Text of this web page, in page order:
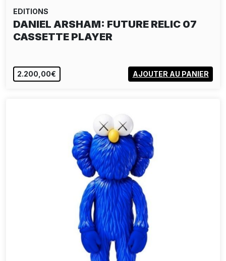
EDITIONS
DANIEL ARSHAM: FUTURE RELIC 07
CASSETTE PLAYER
2.200,00€ AJOUTER AU PANIER